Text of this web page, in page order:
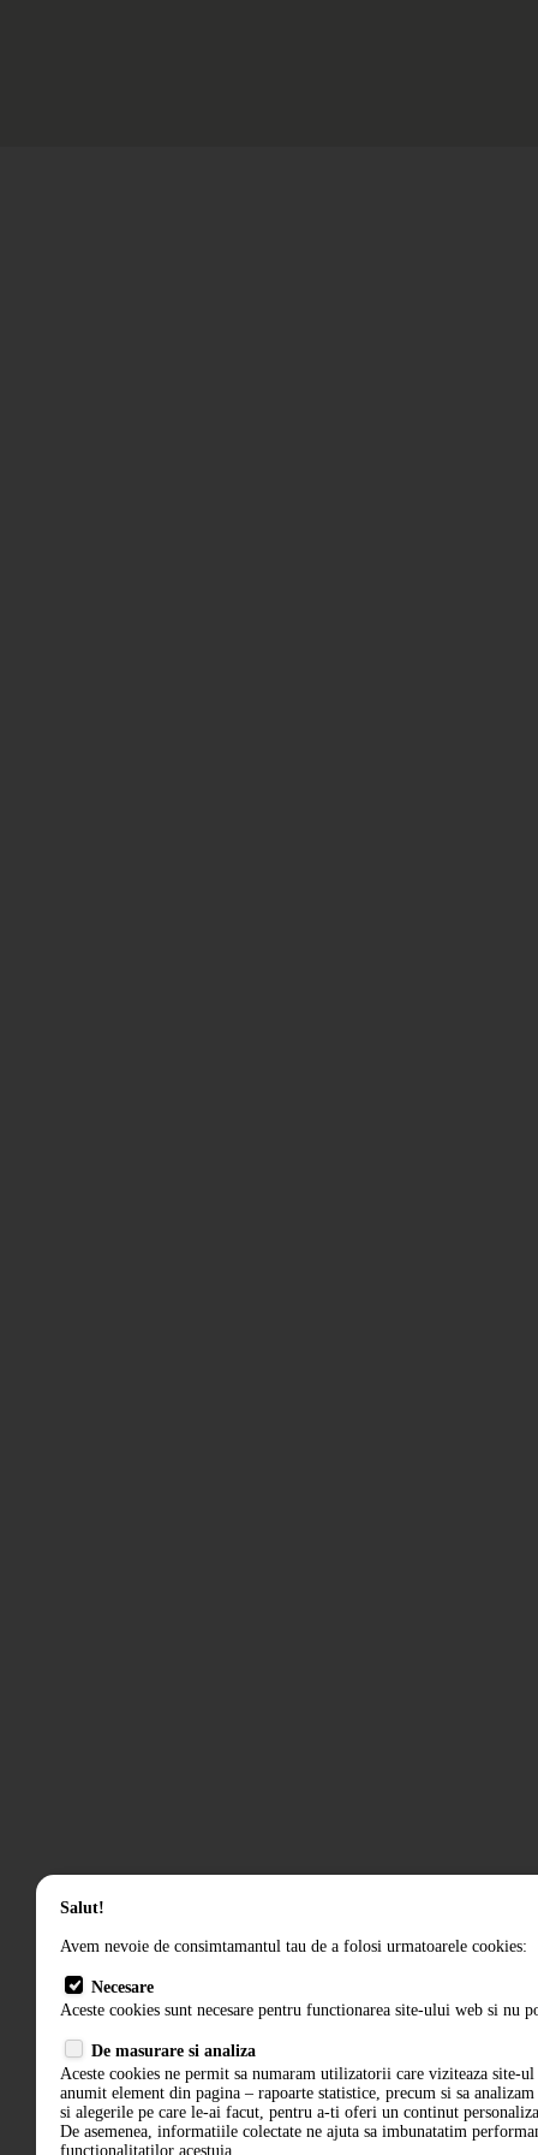
Salut!
Avem nevoie de consimtamantul tau de a folosi urmatoarele cookies:
Necesare
Aceste cookies sunt necesare pentru functionarea site-ului web si nu
De masurare si analiza
Aceste cookies ne permit sa numaram utilizatorii care viziteaza site-ul
anumit element din pagina – rapoarte statistice, precum si sa
si alegerile pe care le-ai facut, pentru a-ti oferi un continut
De asemenea, informatiile colectate ne ajuta sa imbunatatim
functionalitatilor acestuia.